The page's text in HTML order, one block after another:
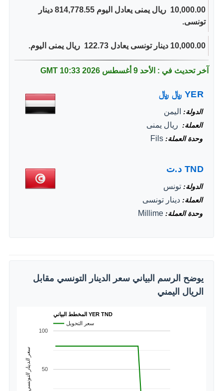
10,000.00 ‏ ريال يمنى يعادل اليوم 814,778.55 دينار
تونسى.
10,000.00 دينار تونسى يعادل 122.73 ‏ ريال يمنى اليوم.
آخر تحديث في : الأحد 9 أغسطس 2026 10:33 GMT
YER ﷼ ﷼
الدولة اليمن
العملة ‏ ريال يمنى
وحدة العملة Fils
TND د.ت
الدولة تونس
العملة دينار تونسى
وحدة العملة Millime
يوضح الرسم البياني سعر الدينار التونسي مقابل
الريال اليمني
المخطط البياني YER TND
سعر التحويل
50
100
سعر الدينار التونسي